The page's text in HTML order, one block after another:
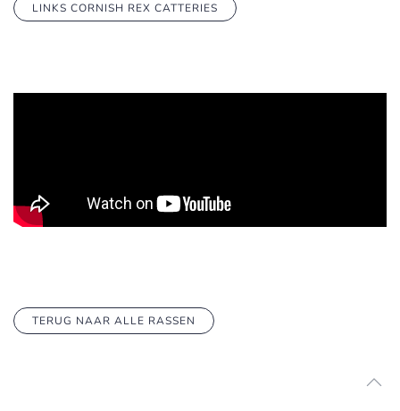
LINKS CORNISH REX CATTERIES
TERUG NAAR ALLE RASSEN